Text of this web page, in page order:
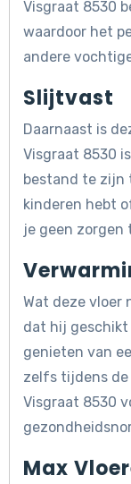
Visgraat 8530
waardoor het
andere
Slijtvast
Daarnaast is
Visgraat 8530
bestand te zijn
kinderen hebt
je geen zorgen
Wat deze vloer
dat hij geschikt
genieten van
zelfs tijdens de
Visgraat 8530
Max